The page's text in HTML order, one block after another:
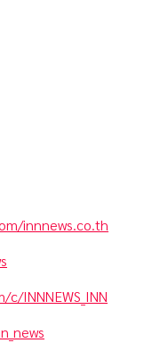
innnews.co.th
INNNEWS_INN